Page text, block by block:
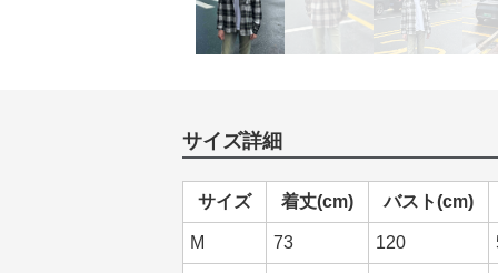
サイズ詳細
サイズ 着丈(cm) バスト(cm)
M 73 120